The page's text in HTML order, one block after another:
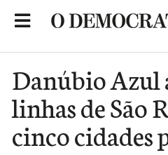
Danúbio Azul
linhas de São
cinco cidades